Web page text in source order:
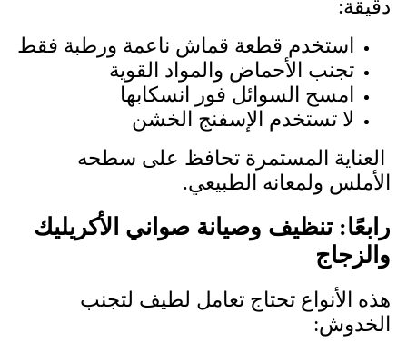
دقيقة:
استخدم قطعة قماش ناعمة ورطبة فقط
تجنب الأحماض والمواد القوية
امسح السوائل فور انسكابها
لا تستخدم الإسفنج الخشن
العناية المستمرة تحافظ على سطحه
الأملس ولمعانه الطبيعي.
رابعًا: تنظيف وصيانة صواني الأكريليك
والزجاج
هذه الأنواع تحتاج تعامل لطيف لتجنب
الخدوش: